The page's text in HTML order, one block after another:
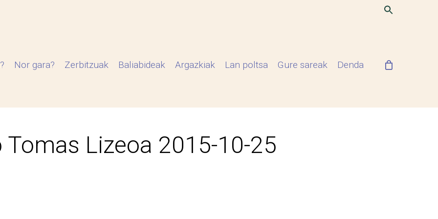
Nor gara? Zerbitzuak Baliabideak Argazkiak Lan poltsa Gure sareak Denda
Tomas Lizeoa 2015-10-25